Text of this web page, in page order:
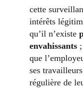
cette
intérêts
qu’il n’existe
envahissants ;
que
ses
régulière de